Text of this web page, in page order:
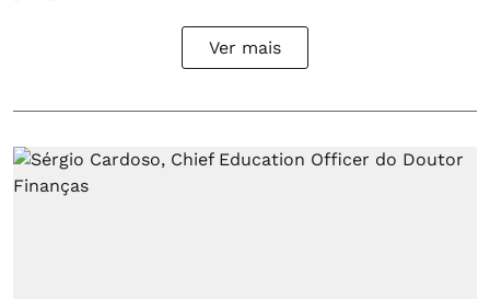
Ver mais